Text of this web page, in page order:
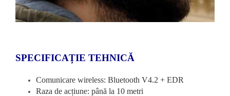
SPECIFICAȚIE TEHNICĂ
Comunicare wireless: Bluetooth V4.2 + EDR
Raza de acțiune: până la 10 metri